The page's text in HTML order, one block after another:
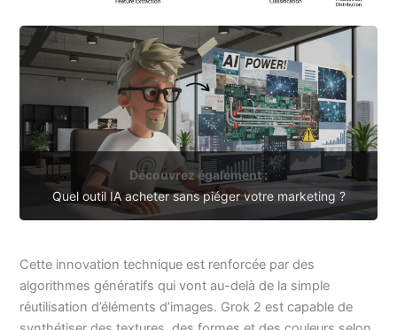
Découvrez également :
Quel outil IA acheter sans piéger votre marketing ?
Cette innovation technique est renforcée par des
algorithmes génératifs qui vont au-delà de la simple
réutilisation d’éléments d’images. Grok 2 est capable de